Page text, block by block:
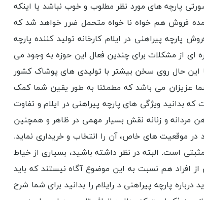
پارچه های مورد نظر مطلوب و خوب نباشد یا اینکه
فروش هم خواه نا خواه متحمل ضرر خواهد شد که
پیراهنی در ایلام کارخانه تولید کننده پارچه
ای از مشکلات برای چندین فعال این حوزه به وجود می
با این حال روی سخن بیشتر با تولیدی های پوشاک کشور
عزیزان می باشد که مطمئنا به طور یقین شما کمک
که بدانید ویژگی های پارچه پیراهنی در ایلام و تفاوت
مردانه و زنانه نقش بسیار مهمی در ظاهر و همچنین
موقعیت های خاص، آن را انتخاب و خریداری نماید.
است. البته در نظر داشته باشید، بسیاری از خیاط
افراد هم نسبت به این موضوع آگاه نیستند که باید
پارچه پیراهنی د رایلام را بدانید برای شما شرح